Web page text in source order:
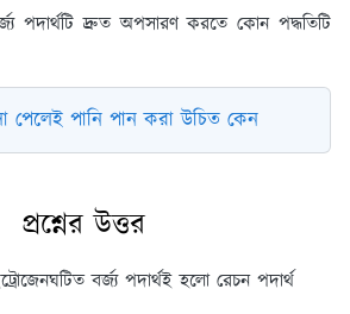
পদার্থটি দ্রুত অপসারণ করতে কোন পদ্ধতিটি
পেলেই পানি পান করা উচিত কেন
প্রশ্নের উত্তর
বর্জ্য পদার্থই হলো রেচন পদার্থ